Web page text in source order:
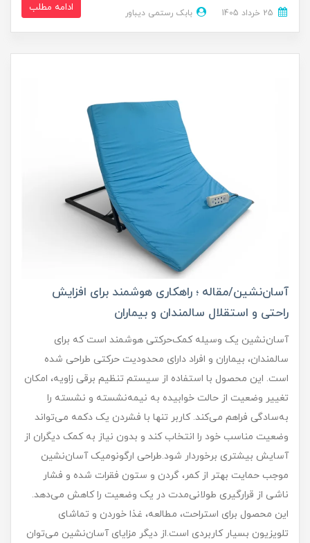
بابک رستمی دیباور ادامه مطلب
آسان‌نشین/مقاله ؛ راهکاری هوشمند برای افزایش
راحتی و استقلال سالمندان و بیماران
آسان‌نشین یک وسیله کمک‌حرکتی هوشمند است که برای
سالمندان، بیماران و افراد دارای محدودیت حرکتی طراحی شده
است. این محصول با استفاده از سیستم تنظیم برقی زاویه، امکان
تغییر وضعیت از حالت خوابیده به نیمه‌نشسته و نشسته را
به‌سادگی فراهم می‌کند. کاربر تنها با فشردن یک دکمه می‌تواند
وضعیت مناسب خود را انتخاب کند و بدون نیاز به کمک دیگران از
آسایش بیشتری برخوردار شود.طراحی ارگونومیک آسان‌نشین
موجب حمایت بهتر از کمر، گردن و ستون فقرات شده و فشار
ناشی از قرارگیری طولانی‌مدت در یک وضعیت را کاهش می‌دهد.
این محصول برای استراحت، مطالعه، غذا خوردن و تماشای
تلویزیون بسیار کاربردی است.از دیگر مزایای آسان‌نشین می‌توان